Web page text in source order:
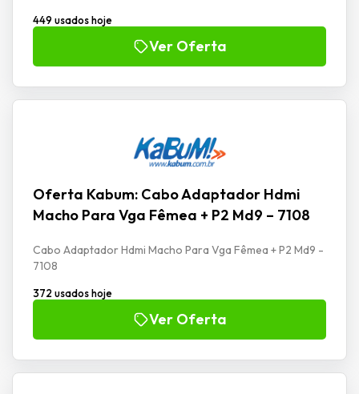
449 usados hoje
Ver Oferta
Oferta Kabum: Cabo Adaptador Hdmi
Macho Para Vga Fêmea + P2 Md9 – 7108
Cabo Adaptador Hdmi Macho Para Vga Fêmea + P2 Md9 -
7108
372 usados hoje
Ver Oferta